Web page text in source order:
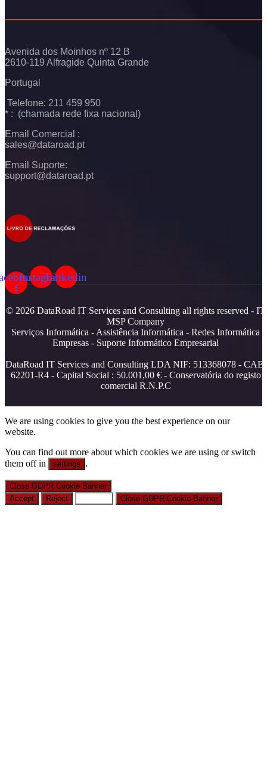
Avenida dos Moinhos nº 12 B
2610-119 Alfragide Quinta Grande
Portugal
Telefone: 211 459 950
* : (chamada rede fixa nacional)
Email Comercial :
sales@dataroad.pt
Email Suporte:
support@dataroad.pt
f
InstagramLinkedin
© 2026 DataRoad IT Services and Consulting all rights reserved - IT
MSP Company
Serviços Informática - Assistência Informática - Redes Informática
Empresas - Suporte Informático Empresarial
DataRoad IT Services and Consulting LDA NIF: 513368078 - CAE:
62201-R4 - Capital Social : 50.001,00 € - Conservatória do registo
comercial R.N.P.C
We are using cookies to give you the best experience on our
website.
You can find out more about which cookies we are using or switch
them off in
settings .
Close GDPR Cookie Banner
Accept
Reject Close GDPR Cookie Banner